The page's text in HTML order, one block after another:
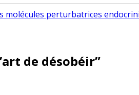
perturbatrices
de désobéir”